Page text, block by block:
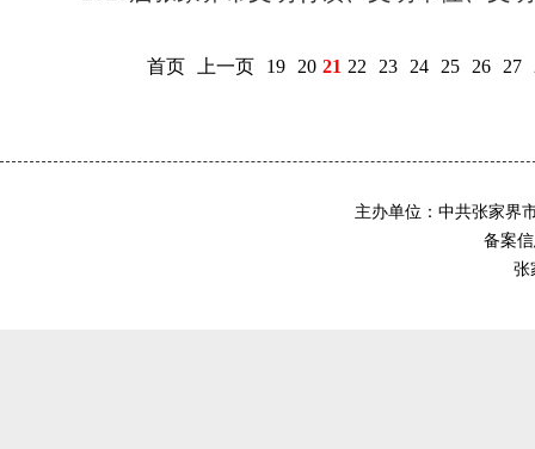
首页 上一页 19 20 21 22 23 24 25 26 27
主办单位：中共张家界
备案
张